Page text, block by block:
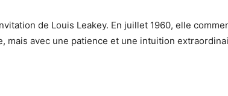
de Louis Leakey. En juillet 1960, elle
mais avec une patience et une intuition